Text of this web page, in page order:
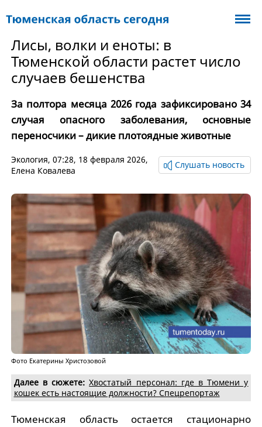
Лисы, волки и еноты: в
Тюменской области растет число
случаев бешенства
За полтора месяца 2026 года зафиксировано 34
случая опасного заболевания, основные
переносчики – дикие плотоядные животные
Экология, 07:28, 18 февраля 2026,
Елена Ковалева
Слушать новость
Фото Екатерины Христозовой
Далее в сюжете: Хвостатый персонал: где в Тюмени у
кошек есть настоящие должности? Спецрепортаж
Тюменская область остается стационарно